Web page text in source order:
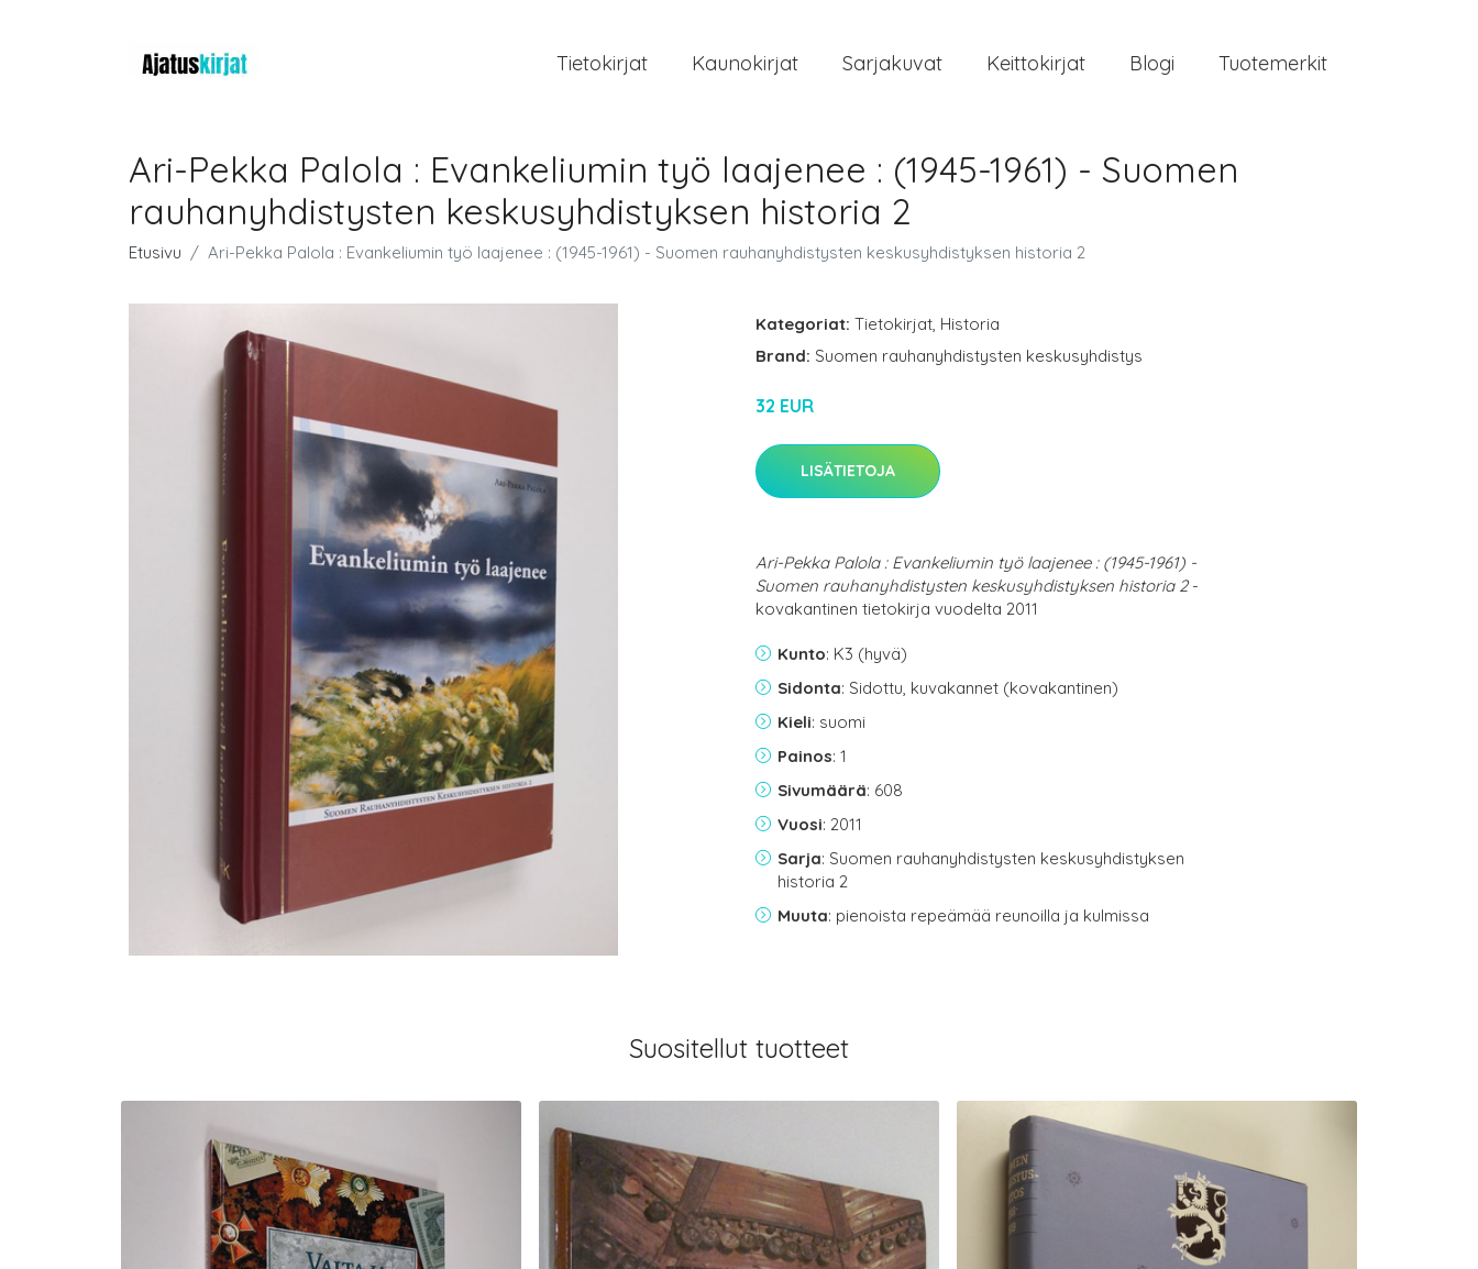
Tietokirjat Kaunokirjat Sarjakuvat Keittokirjat Blogi Tuotemerkit
Ari-Pekka Palola : Evankeliumin työ laajenee : (1945-1961) - Suomen
rauhanyhdistysten keskusyhdistyksen historia 2
Etusivu Ari-Pekka Palola : Evankeliumin työ laajenee : (1945-1961) - Suomen rauhanyhdistysten keskusyhdistyksen historia 2
Kategoriat: Tietokirjat, Historia
Brand: Suomen rauhanyhdistysten keskusyhdistys
32 EUR
LISÄTIETOJA
Ari-Pekka Palola : Evankeliumin työ laajenee : (1945-1961) -
Suomen rauhanyhdistysten keskusyhdistyksen historia 2-
kovakantinen tietokirja vuodelta 2011
Kunto: K3 (hyvä)
Sidonta: Sidottu, kuvakannet (kovakantinen)
Kieli: suomi
Painos: 1
Sivumäärä: 608
Vuosi: 2011
Sarja: Suomen rauhanyhdistysten keskusyhdistyksen
historia 2
Muuta: pienoista repeämää reunoilla ja kulmissa
Suositellut tuotteet